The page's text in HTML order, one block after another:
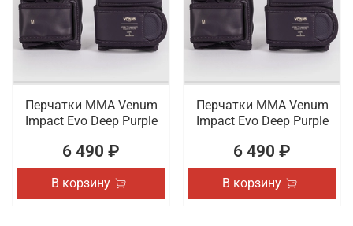
Перчатки ММА Venum
Impact Evo Deep Purple
6 490 ₽
В корзину
Перчатки ММА Venum
Impact Evo Deep Purple
6 490 ₽
В корзину